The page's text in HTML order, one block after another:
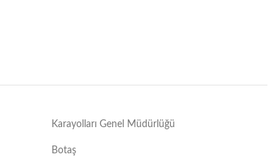
Karayolları Genel Müdürlüğü
Botaş